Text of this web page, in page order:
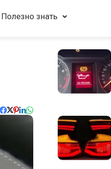
Полезно знать